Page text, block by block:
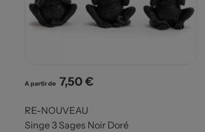
A partir de Prix
7,50 €
RE-NOUVEAU
Singe 3 Sages Noir Doré